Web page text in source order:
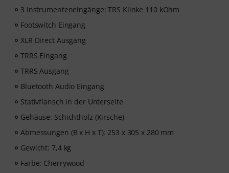
3 Instrumenteneingänge: TRS Klinke 110 kOhm
Footswitch Eingang
XLR Direct Ausgang
TRRS Eingang
TRRS Ausgang
Bluetooth Audio Eingang
Stativflansch in der Unterseite
Gehäuse: Schichtholz (Kirsche)
Abmessungen (B x H x T): 253 x 305 x 280 mm
Gewicht: 7,4 kg
Farbe: Cherrywood